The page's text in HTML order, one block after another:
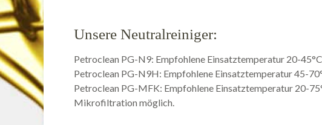
Unsere Neutralreiniger:
Petroclean PG-N9: Empfohlene Einsatztemperatur 20-
Petroclean PG-N9H: Empfohlene Einsatztemperatur 45-
Petroclean PG-MFK: Empfohlene Einsatztemperatur 20-
Mikrofiltration möglich.